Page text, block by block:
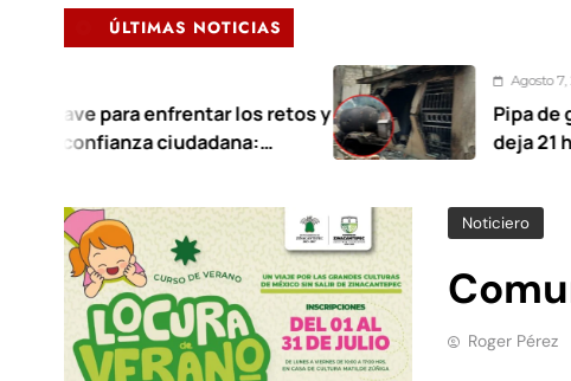
ÚLTIMAS NOTICIAS
enfrentar los retos y
ciudadana:
Agosto 7, 2026
Pipa de gas provoca
deja 21 heridos en
Noticiero
Roger Pérez